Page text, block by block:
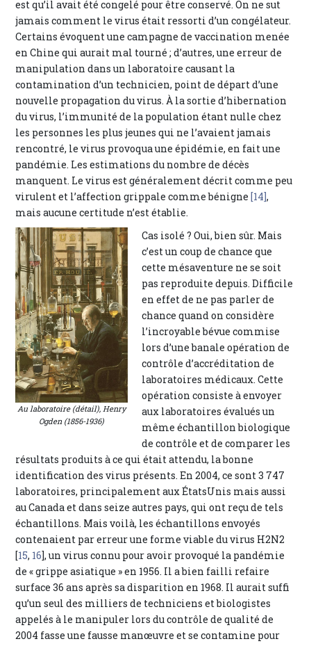
est qu’il avait été congelé pour être conservé. On ne sut
jamais comment le virus était ressorti d’un congélateur.
Certains évoquent une campagne de vaccination menée
en Chine qui aurait mal tourné ; d’autres, une erreur de
manipulation dans un laboratoire causant la
contamination d’un technicien, point de départ d’une
nouvelle propagation du virus. À la sortie d’hibernation
du virus, l’immunité de la population étant nulle chez
les personnes les plus jeunes qui ne l’avaient jamais
rencontré, le virus provoqua une épidémie, en fait une
pandémie. Les estimations du nombre de décès
manquent. Le virus est généralement décrit comme peu
virulent et l’affection grippale comme bénigne[14],
mais aucune certitude n’est établie.
Au laboratoire (détail), Henry
Ogden (1856-1936)
Cas isolé ? Oui, bien sûr. Mais
c’est un coup de chance que
cette mésaventure ne se soit
pas reproduite depuis. Difficile
en effet de ne pas parler de
chance quand on considère
l’incroyable bévue commise
lors d’une banale opération de
contrôle d’accréditation de
laboratoires médicaux. Cette
opération consiste à envoyer
aux laboratoires évalués un
même échantillon biologique
de contrôle et de comparer les
résultats produits à ce qui était attendu, la bonne
identification des virus présents. En 2004, ce sont 3 747
laboratoires, principalement aux ÉtatsUnis mais aussi
au Canada et dans seize autres pays, qui ont reçu de tels
échantillons. Mais voilà, les échantillons envoyés
contenaient par erreur une forme viable du virus H2N2
[15, 16], un virus connu pour avoir provoqué la pandémie
de « grippe asiatique » en 1956. Il a bien failli refaire
surface 36 ans après sa disparition en 1968. Il aurait suffi
qu’un seul des milliers de techniciens et biologistes
appelés à le manipuler lors du contrôle de qualité de
2004 fasse une fausse manœuvre et se contamine pour